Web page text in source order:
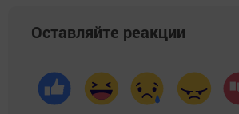
Оставляйте реакции